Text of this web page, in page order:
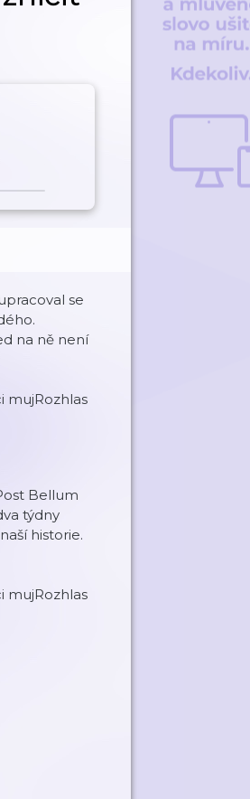
se
na ně není
mujRozhlas
Bellum
týdny
historie.
mujRozhlas